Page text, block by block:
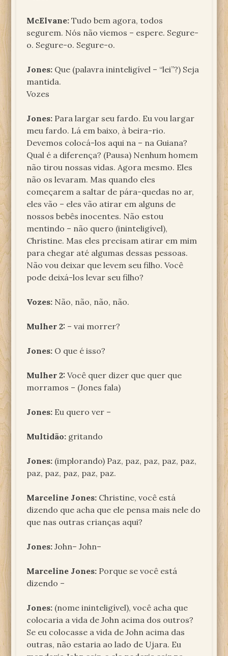
McElvane: Tudo bem agora, todos
segurem. Nós não viemos – espere. Segure-
o. Segure-o. Segure-o.
Jones: Que (palavra ininteligível – “lei”?) Seja
mantida.
Vozes
Jones: Para largar seu fardo. Eu vou largar
meu fardo. Lá em baixo, à beira-rio.
Devemos colocá-los aqui na – na Guiana?
Qual é a diferença? (Pausa) Nenhum homem
não tirou nossas vidas. Agora mesmo. Eles
não os levaram. Mas quando eles
começarem a saltar de pára-quedas no ar,
eles vão – eles vão atirar em alguns de
nossos bebês inocentes. Não estou
mentindo – não quero (ininteligível),
Christine. Mas eles precisam atirar em mim
para chegar até algumas dessas pessoas.
Não vou deixar que levem seu filho. Você
pode deixá-los levar seu filho?
Vozes: Não, não, não, não.
Mulher 2: – vai morrer?
Jones: O que é isso?
Mulher 2: Você quer dizer que quer que
morramos – (Jones fala)
Jones: Eu quero ver –
Multidão: gritando
Jones: (implorando) Paz, paz, paz, paz, paz,
paz, paz, paz, paz, paz.
Marceline Jones: Christine, você está
dizendo que acha que ele pensa mais nele do
que nas outras crianças aqui?
Jones: John– John–
Marceline Jones: Porque se você está
dizendo –
Jones: (nome ininteligível), você acha que
colocaria a vida de John acima dos outros?
Se eu colocasse a vida de John acima das
outras, não estaria ao lado de Ujara. Eu